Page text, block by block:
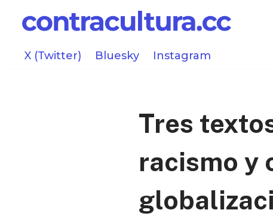
Saltar
contenido
X (Twitter) Bluesky Instagram
Tres
racismo y